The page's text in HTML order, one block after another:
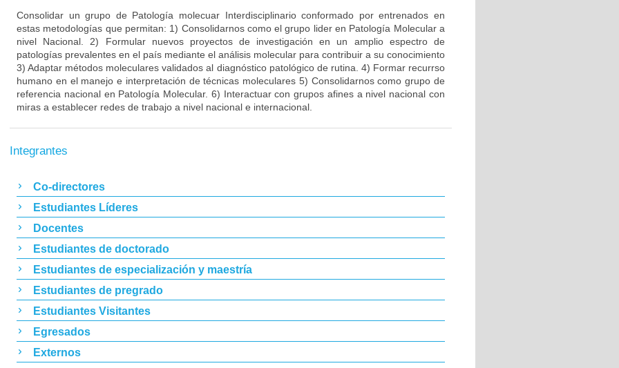
Consolidar un grupo de Patología molecuar Interdisciplinario conformado por entrenados en
estas metodologías que permitan: 1) Consolidarnos como el grupo lider en Patología Molecular a
nivel Nacional. 2) Formular nuevos proyectos de investigación en un amplio espectro de
patologías prevalentes en el país mediante el análisis molecular para contribuir a su conocimiento
3) Adaptar métodos moleculares validados al diagnóstico patológico de rutina. 4) Formar recurrso
humano en el manejo e interpretación de técnicas moleculares 5) Consolidarnos como grupo de
referencia nacional en Patología Molecular. 6) Interactuar con grupos afines a nivel nacional con
miras a establecer redes de trabajo a nivel nacional e internacional.
Integrantes
Co-directores
Estudiantes Líderes
Docentes
Estudiantes de doctorado
Estudiantes de especialización y maestría
Estudiantes de pregrado
Estudiantes Visitantes
Egresados
Externos